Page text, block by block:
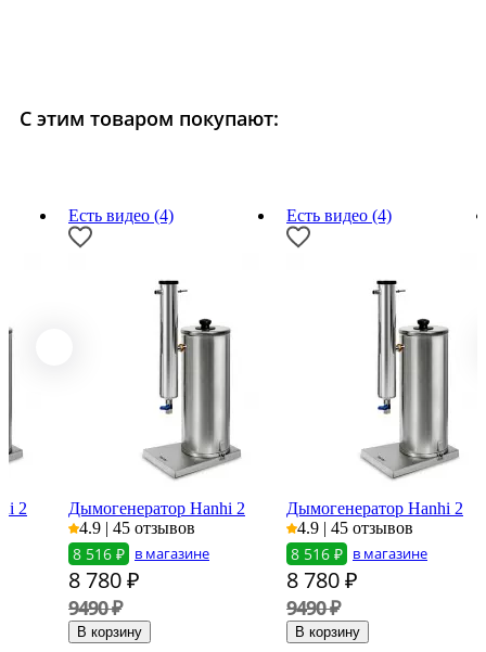
С этим товаром покупают:
2
Есть видео (4)
Дымогенератор Hanhi 2
4.9 | 45 отзывов
8 516 ₽ в магазине
8 780₽
9490 ₽
Есть видео (4)
Дымогенератор Hanhi 2
4.9 | 45 отзывов
8 516 ₽ в магазине
8 780₽
9490 ₽